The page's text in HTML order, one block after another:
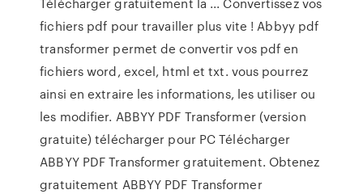
fichiers pdf pour travailler plus vite ! Abbyy pdf
transformer permet de convertir vos pdf en
fichiers word, excel, html et txt. vous pourrez
ainsi en extraire les informations, les utiliser ou
les modifier. ABBYY PDF Transformer (version
gratuite) télécharger pour PC Télécharger
ABBYY PDF Transformer gratuitement. Obtenez
gratuitement ABBYY PDF Transformer